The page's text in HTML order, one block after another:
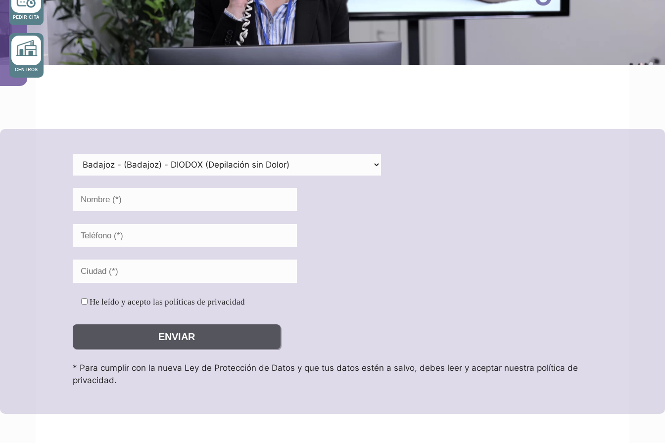
PEDIR CITA
CENTROS
He leído y acepto las políticas de privacidad
* Para cumplir con la nueva Ley de Protección de Datos y que tus datos estén a salvo, debes leer y aceptar nuestra política de
privacidad.